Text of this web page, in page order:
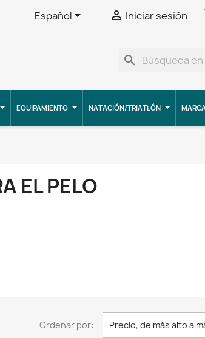
Español  Iniciar sesión
search
EQUIPAMIENTO NATACIÓN/TRIATLÓN
EL PELO
Ordenar por: Precio, de más alto a